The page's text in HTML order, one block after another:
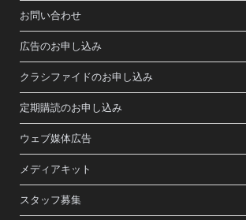
お問い合わせ
広告のお申し込み
クラシファイドのお申し込み
定期購読のお申し込み
ウェブ媒体広告
メディアキット
スタッフ募集